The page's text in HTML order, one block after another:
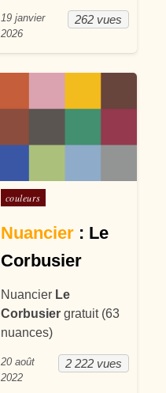
262 vues
19 janvier
2026
Posté dans
couleurs
Nuancier: Le
Corbusier
Nuancier Le
Corbusiergratuit (63
nuances)
2 222 vues
20 août
2022